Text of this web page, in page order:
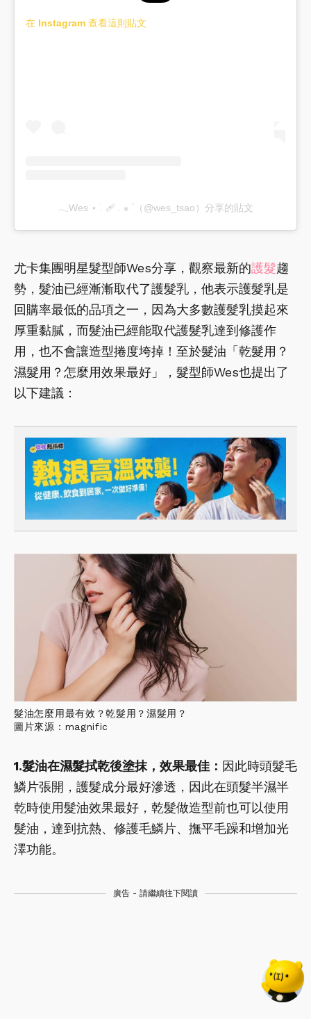
在 Instagram 查看這則貼文
𓂃Wes ⋆ ࣪. 🩹 . ⁕ ۫（@wes_tsao）分享的貼文
尤卡集團明星髮型師Wes分享，觀察最新的護髮趨
勢，髮油已經漸漸取代了護髮乳，他表示護髮乳是
回購率最低的品項之一，因為大多數護髮乳摸起來
厚重黏膩，而髮油已經能取代護髮乳達到修護作
用，也不會讓造型捲度垮掉！至於髮油「乾髮用？
濕髮用？怎麼用效果最好」，髮型師Wes也提出了
以下建議：
髮油怎麼用最有效？乾髮用？濕髮用？
圖片來源：magnific
1.髮油在濕髮拭乾後塗抹，效果最佳： 因此時頭髮毛
鱗片張開，護髮成分最好滲透，因此在頭髮半濕半
乾時使用髮油效果最好，乾髮做造型前也可以使用
髮油，達到抗熱、修護毛鱗片、撫平毛躁和增加光
澤功能。
廣告 - 請繼續往下閱讀